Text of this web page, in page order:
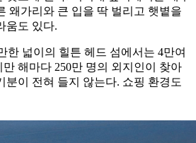
왜가리와 큰 입을 딱 벌리고 햇볕을
움도 있다.
한 넓이의 힐튼 헤드 섬에서는 4만여
해마다 250만 명의 외지인이 찾아
분이 전혀 들지 않는다. 쇼핑 환경도